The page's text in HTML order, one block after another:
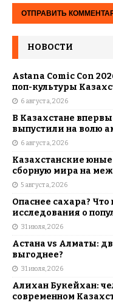
НОВОСТИ
Astana Comic Con
поп-культуры
6 августа, 2026
В Казахстане
выпустили на волю
6 августа, 2026
Казахстанские
сборную мира на
5 августа, 2026
Опаснее сахара?
исследования о
31 июля, 2026
Астана vs Алматы:
выгоднее?
31 июля, 2026
Алихан Букейхан:
современном